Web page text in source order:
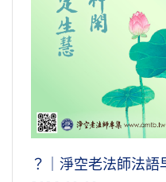
？｜淨空老法師法語